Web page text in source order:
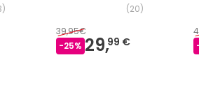
)
(20)
39,95€
-25% 29,99 €